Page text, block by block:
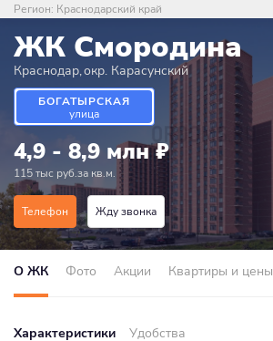
Регион: Краснодарский край
ЖК Смородина
Краснодар,окр. Карасунский
БОГАТЫРСКАЯ
улица
4,9 - 8,9 млн₽
115 тыс руб.за кв.м.
Телефон Жду звонка
О ЖК Фото Акции Квартиры и цены
Характеристики Удобства